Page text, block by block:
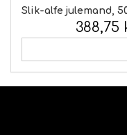
Slik-alfe julemand,
388,75